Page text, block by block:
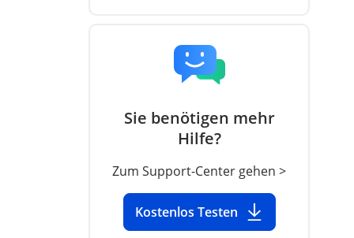
Universalmodus
GPS-Standort simulieren - im
Route mit Zwei-Punkt-Modus
simulieren
Sie benötigen mehr
Hilfe?
Zum Support-Center gehen >
Kostenlos Testen